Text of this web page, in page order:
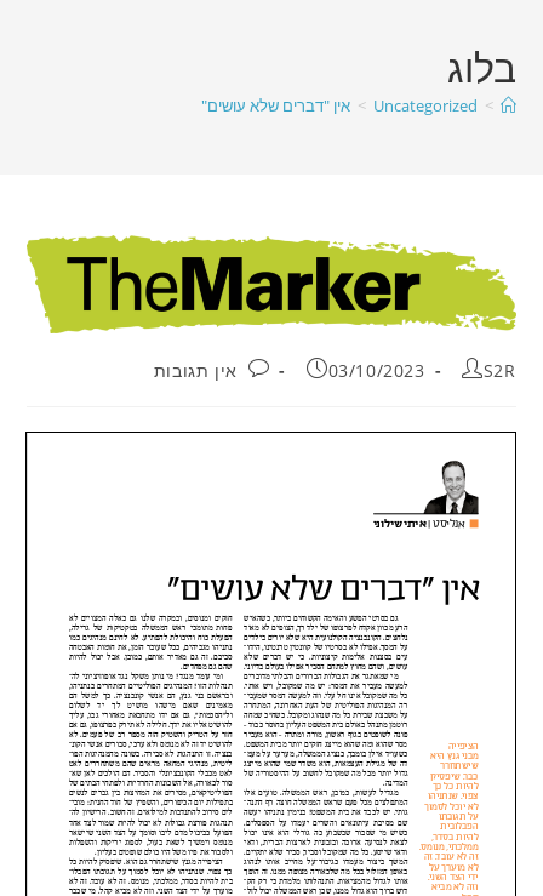
בלוג
>
Uncategorized
> אין "דברים שלא עושים"
S2R
03/10/2023 אין תגובות